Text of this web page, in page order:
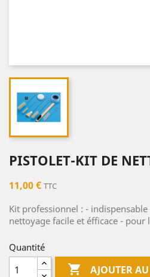
PISTOLET-KIT DE
11,00 € TTC
Kit professionnel : -
nettoyage facile et éfficace -
Quantité
 AJOUTER